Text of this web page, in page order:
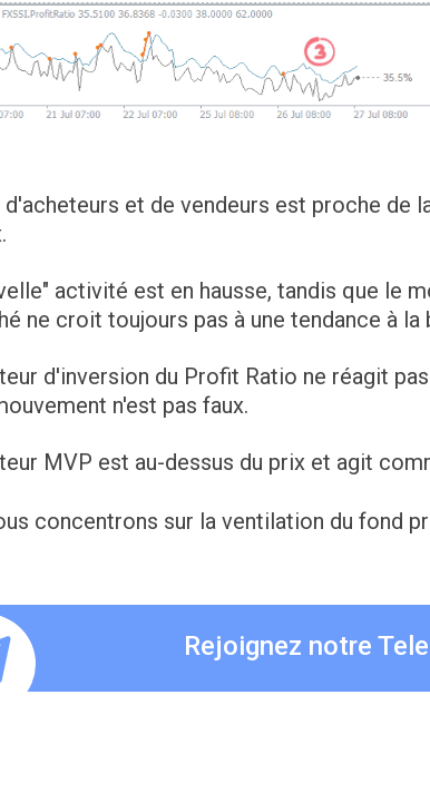
et de vendeurs est proche de
activité est en hausse, tandis que le
ne croit toujours pas à une tendance à la
d'inversion du Profit Ratio ne réagit
n'est pas faux.
MVP est au-dessus du prix et agit
concentrons sur la ventilation du fond
Rejoignez notre